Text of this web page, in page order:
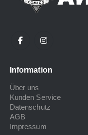
Information
Über uns
Kunden Service
Datenschutz
AGB
Impressum